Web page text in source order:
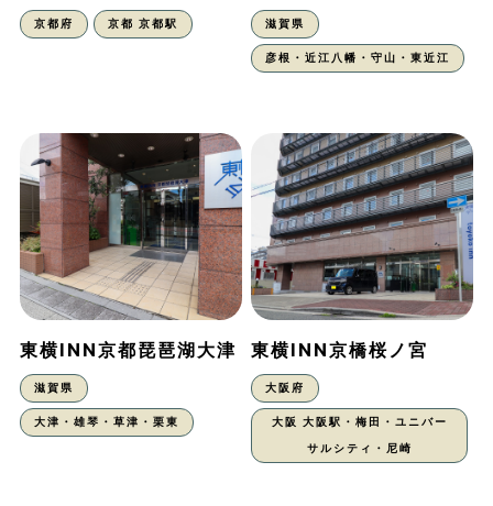
京都府 京都 京都駅 滋賀県
彦根・近江八幡・守山・東近江
東横INN京都琵琶湖大津
滋賀県
大津・雄琴・草津・栗東
東横INN京橋桜ノ宮
大阪府
大阪 大阪駅・梅田・ユニバー
サルシティ・尼崎